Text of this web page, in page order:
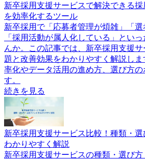
新卒採用支援サービスで解決できる
を効率化するツール
新卒採用で「応募者管理が煩雑」「選
「採用活動が属人化している」とい
んか。この記事では、新卒採用支援
題と改善効果をわかりやすく解説し
率化やデータ活用の進め方、選び方の
す。
続きを見る
新卒採用支援サービス比較！種類・
わかりやすく解説
新卒採用支援サービスの種類・選び